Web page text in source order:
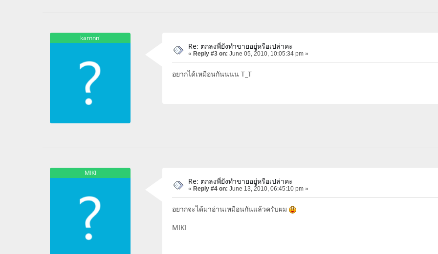
karnnn'
Re: ตกลงพี่ยังทำขายอยู่หรือเปล่าคะ
« Reply #3 on: June 05, 2010, 10:05:34 pm »
อยากได้เหมือนกันนนน T_T
MIKI
Re: ตกลงพี่ยังทำขายอยู่หรือเปล่าคะ
« Reply #4 on: June 13, 2010, 06:45:10 pm »
อยากจะได้มาอ่านเหมือนกันแล้วครับผม
MIKI